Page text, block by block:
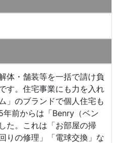
体・舗装等を一括で請け負
す。住宅事業にも力を入れ
」のブランドで個人住宅も
前からは「Benry（ベン
た。これは「お部屋の掃
りの修理」「電球交換」な